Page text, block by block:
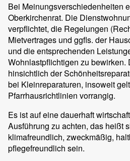
Bei Meinungsverschiedenheiten
Oberkirchenrat. Die
verpflichtet, die Regelungen
Mietvertrages und ggfls. der
und die entsprechenden
Wohnlastpflichtigen zu bewirken.
hinsichtlich der
bei Kleinreparaturen, insoweit
Pfarrhausrichtlinien vorrangig.
Es ist auf eine dauerhaft
Ausführung zu achten, das heißt
klimafreundlich, zweckmäßig,
pflegefreundlich sein.